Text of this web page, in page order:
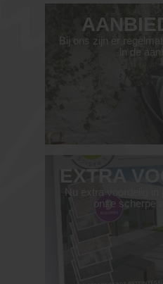
Bij ons zijn er
in de
EXTRA
Nu extra voordelig
onze scherpe